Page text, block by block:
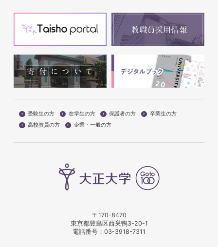
受験生の方 在学生の方 保護者の方
卒業生の方
高校教員の方
企業・一般の方
〒170-8470
東京都豊島区西巣鴨3-20-1
電話番号： 03-3918-7311